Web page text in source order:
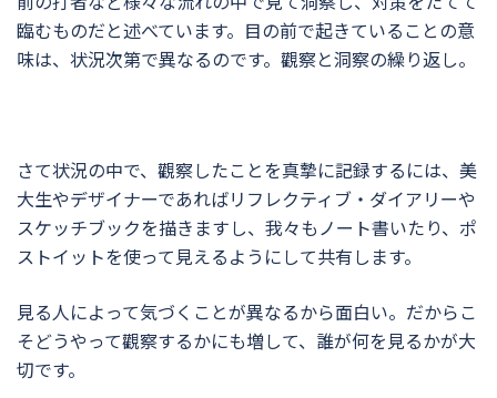
臨むものだと述べています。目の前で起きていることの意
味は、状況次第で異なるのです。觀察と洞察の繰り返し。
さて状況の中で、觀察したことを真摯に記録するには、美
大生やデザイナーであればリフレクティブ・ダイアリーや
スケッチブックを描きますし、我々もノート書いたり、ポ
ストイットを使って見えるようにして共有します。
見る人によって気づくことが異なるから面白い。だからこ
そどうやって觀察するかにも増して、誰が何を見るかが大
切です。